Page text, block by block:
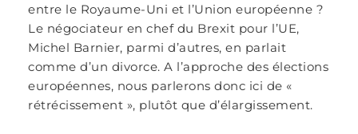
entre le Royaume-Uni et l’Union européenne ?
Le négociateur en chef du Brexit pour l’UE,
Michel Barnier, parmi d’autres, en parlait
comme d’un divorce. A l’approche des élections
européennes, nous parlerons donc ici de «
rétrécissement », plutôt que d’élargissement.